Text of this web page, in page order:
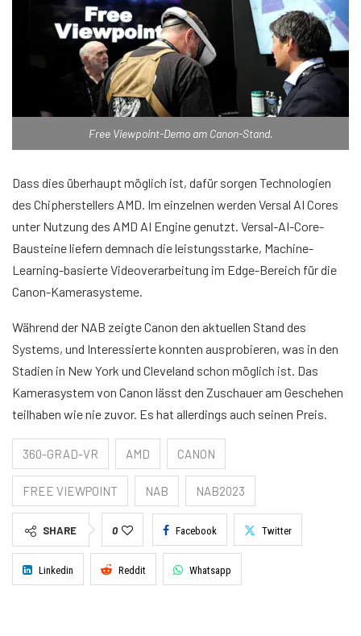
Free Viewpoint-Demo am Canon-Stand.
Dass dies überhaupt möglich ist, dafür sorgen Technologien
des Chipherstellers AMD. Im einzelnen werden Versal AI Cores
unter Nutzung des AMD AI Engine genutzt. Versal-AI-Core-
Bausteine liefern demnach die leistungsstarke, Machine-
Learning-basierte Videoverarbeitung im Edge-Bereich für die
Canon-Kamerasysteme.
Während der NAB zeigte Canon den aktuellen Stand des
Systems, und Interessierte konnten ausprobieren, was in den
Stadien in New York und Cleveland schon möglich ist. Das
Kamerasystem von Canon lässt den Zuschauer am Geschehen
teilhaben wie nie zuvor. Es hat allerdings auch seinen Preis.
360-GRAD-VR AMD CANON
FREE VIEWPOINT NAB NAB2023
SHARE 0 Facebook Twitter
Linkedin Reddit Whatsapp